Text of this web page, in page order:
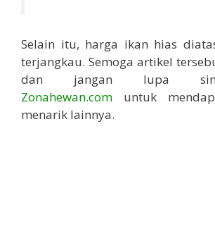
Selain itu, harga ikan hias
terjangkau. Semoga artikel
dan jangan lupa
Zonahewan.com untuk
menarik lainnya.